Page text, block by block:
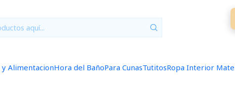
y AlimentacionHora del BañoPara CunasTutitosRopa Interior
5.0 1 reseña